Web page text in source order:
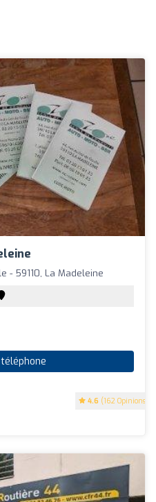
4.6 (162 Opinions)
- 59110, La Madeleine